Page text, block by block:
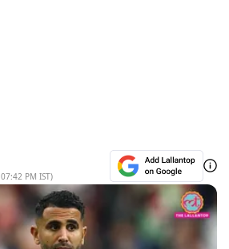
07:42 PM IST)